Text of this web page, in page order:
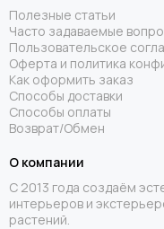
Полезные статьи
Часто задаваемые
Пользовательское
Оферта и политика
Как оформить заказ
Способы доставки
Способы оплаты
Возврат/Обмен
О компании
С 2013 года создаём
интерьеров и
растений.